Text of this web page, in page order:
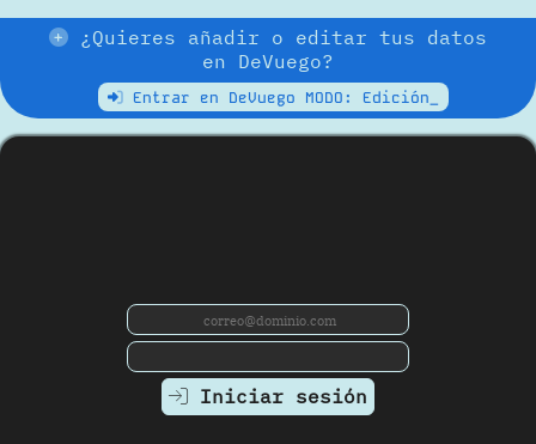
¿Quieres añadir o editar tus datos
en DeVuego?
Entrar en DeVuego MODO: Edición_
Iniciar sesión